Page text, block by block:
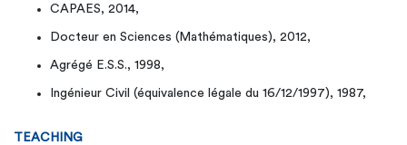
CAPAES, 2014,
Docteur en Sciences (Mathématiques), 2012,
Agrégé E.S.S., 1998,
Ingénieur Civil (équivalence légale du 16/12/1997), 1987,
TEACHING